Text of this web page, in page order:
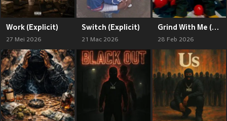
Work (Explicit)
27 Mei 2026
Switch (Explicit)
21 Mac 2026
Grind With Me (Explicit)
28 Feb 2026